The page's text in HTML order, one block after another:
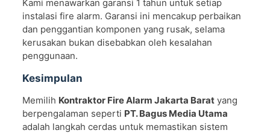
Kami menawarkan garansi 1 tahun untuk setiap
instalasi fire alarm. Garansi ini mencakup perbaikan
dan penggantian komponen yang rusak, selama
kerusakan bukan disebabkan oleh kesalahan
penggunaan.
Kesimpulan
Memilih Kontraktor Fire Alarm Jakarta Baratyang
berpengalaman seperti PT. Bagus Media Utama
adalah langkah cerdas untuk memastikan sistem